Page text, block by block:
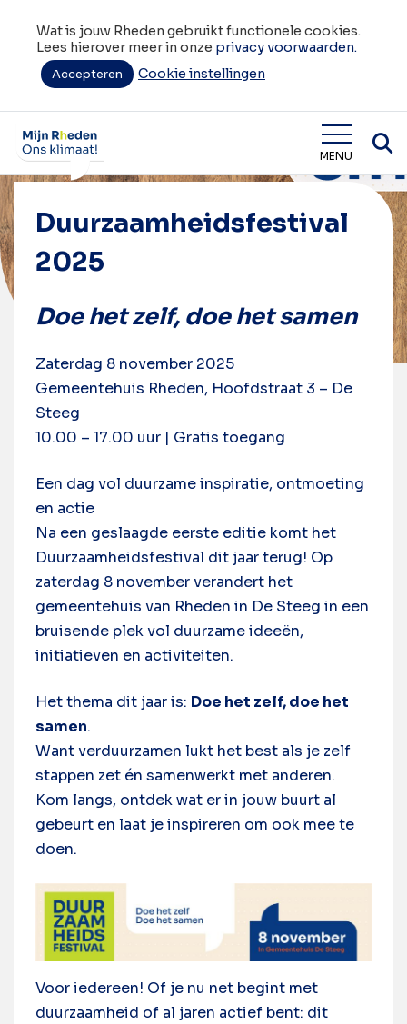
Wat is jouw Rheden gebruikt functionele cookies.
Lees hierover meer in onze privacy voorwaarden.
Accepteren Cookie instellingen
Wat is jouw Rheden MENU
Home Duurzaamheidsfestival 2025
Duurzaamheidsfestival
2025
Doe het zelf, doe het samen
Zaterdag 8 november 2025
Gemeentehuis Rheden, Hoofdstraat 3 – De
Steeg
10.00 – 17.00 uur | Gratis toegang
Een dag vol duurzame inspiratie, ontmoeting
en actie
Na een geslaagde eerste editie komt het
Duurzaamheidsfestival dit jaar terug! Op
zaterdag 8 november verandert het
gemeentehuis van Rheden in De Steeg in een
bruisende plek vol duurzame ideeën,
initiatieven en activiteiten.
Het thema dit jaar is: Doe het zelf, doe het
samen.
Want verduurzamen lukt het best als je zelf
stappen zet én samenwerkt met anderen.
Kom langs, ontdek wat er in jouw buurt al
gebeurt en laat je inspireren om ook mee te
doen.
Voor iedereen! Of je nu net begint met
duurzaamheid of al jaren actief bent: dit